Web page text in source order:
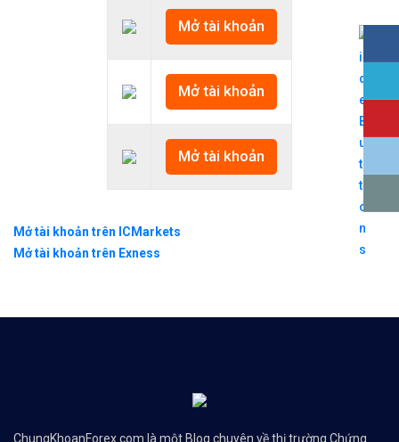
Mở tài khoản
Mở tài khoản
Mở tài khoản
Mở tài khoản trên ICMarkets
Mở tài khoản trên Exness
ChungKhoanForex.com là một Blog chuyên về thị trường Chứng